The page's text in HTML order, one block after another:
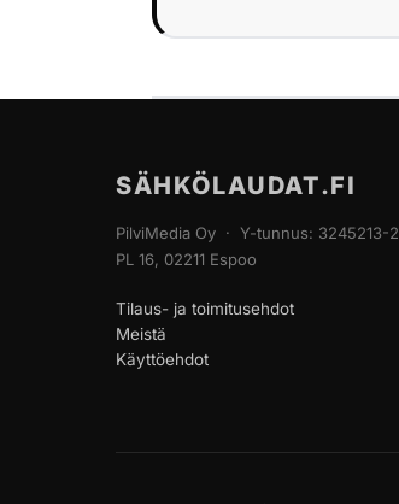
SÄHKÖLAUDAT.FI
PilviMedia Oy · Y-tunnus: 3245213-2
PL 16, 02211 Espoo
Tilaus- ja toimitusehdot
Meistä
Käyttöehdot